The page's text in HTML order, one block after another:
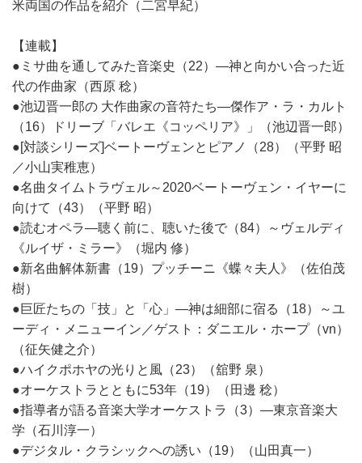
米両国の作品を紹介（二宮早紀）
【連載】
●ミサ曲を通してみた音楽史（22）―神と向かい合った近
代の作曲家（西原 稔）
●池辺晋一郎の 大作曲家の音符たち―傑作ア・ラ・カルト
（16）ドリーブ「バレエ《コッペリア》」（池辺晋一郎）
●[対談シリーズ]ベートーヴェンとピアノ（28）（平野 昭
／小山実稚恵）
●名曲タイムトラヴェル～2020ベートーヴェン・イヤーに
向けて（43）（平野 昭）
●読むオペラ―聴く前に、聴いた後で（84）～ヴェルディ
《ルイザ・ミラー》（堀内 修）
●新名曲解体新書（19）プッチーニ《蝶々夫人》（佐伯茂
樹）
●巨匠たちの「技」と「心」―神は細部に宿る（18）～ユ
ーディ・メニューイン／ゲスト：ダニエル・ホープ（vn）
（征矢健之介）
●ハイクポホヤの光りと風（23）（舘野 泉）
●オーケストラとともに53年（19）（田邊 稔）
●指導者が語る音楽大学オーケストラ（3）―東京音楽大
学（石川淳一）
●デジタル・クラシックへの誘い（19）（山田真一）